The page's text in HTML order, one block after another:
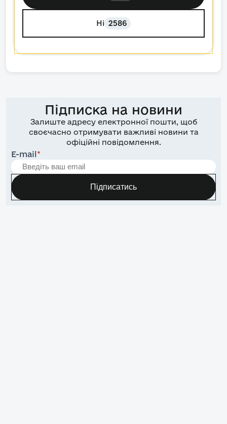
Ні 2586
Підписка на новини
Залиште адресу електронної пошти, щоб
своєчасно отримувати важливі новини та
офіційні повідомлення.
E-mail*
Підписатись